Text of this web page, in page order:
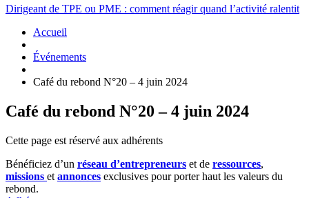
Dirigeant de TPE ou PME : comment réagir quand l’activité ralentit
Accueil
Événements
Café du rebond N°20 – 4 juin 2024
Café du rebond N°20 – 4 juin 2024
Cette page est réservé aux adhérents
Bénéficiez d’un réseau d’entrepreneurs et de ressources,
missions et annonces exclusives pour porter haut les valeurs du
rebond.